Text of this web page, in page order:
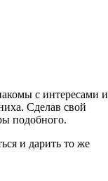
с интересами и
Сделав свой
подобного.
и дарить то же